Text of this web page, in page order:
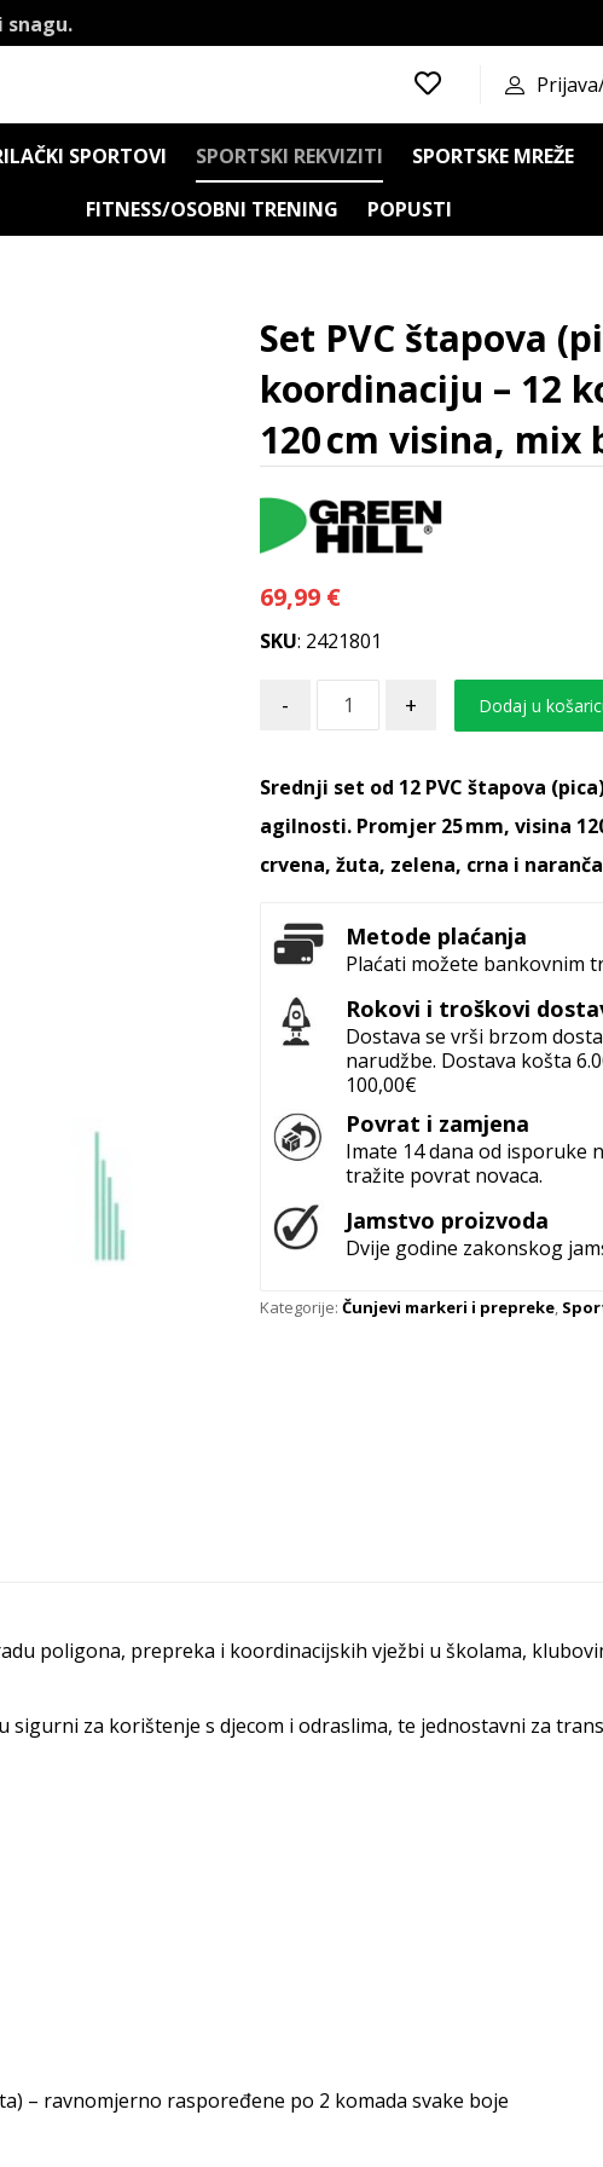
snagu.
SPORTOVI SPORTSKI REKVIZITI
SPORTSKE MREŽE
FITNESS/OSOBNI TRENING
POPUSTI
Set PVC štapova (pica) za agilnost i koordinaciju - 12
Set PVC štapova
koordinaciju – 12
120 cm visina, mix
69,99 €
SKU: 2421801
- + Dodaj u
Srednji set od 12 PVC štapova
agilnosti. Promjer 25 mm, visina
crvena, žuta, zelena, crna i
Metode plaćanja
Plaćati možete bankovnim
Rokovi i troškovi
Dostava se vrši brzom
narudžbe. Dostava košta
100,00€
Povrat i zamjena
Imate 14 dana od isporuke
tražite povrat novaca.
Jamstvo proizvoda
Dvije godine zakonskog
Kategorije:Čunjevi markeri i prepreke,
poligona, prepreka i koordinacijskih vježbi u školama,
sigurni za korištenje s djecom i odraslima, te jednostavni za
– ravnomjerno raspoređene po 2 komada svake boje